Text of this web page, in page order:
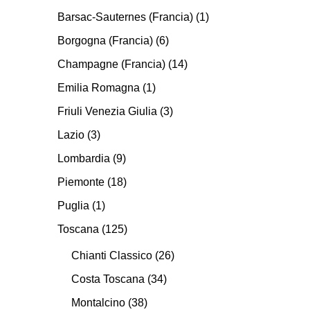
Barsac-Sauternes (Francia) (1)
Borgogna (Francia) (6)
Champagne (Francia) (14)
Emilia Romagna (1)
Friuli Venezia Giulia (3)
Lazio (3)
Lombardia (9)
Piemonte (18)
Puglia (1)
Toscana (125)
Chianti Classico (26)
Costa Toscana (34)
Montalcino (38)